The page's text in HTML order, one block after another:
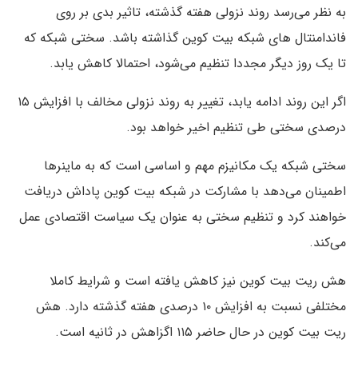
به نظر می‌رسد روند نزولی هفته گذشته، تاثیر بدی بر روی
فاندامنتال های شبکه بیت کوین گذاشته باشد. سختی شبکه که
تا یک روز دیگر مجددا تنظیم می‌شود، احتمالا کاهش یابد.
اگر این روند ادامه یابد، تغییر به روند نزولی مخالف با افزایش ۱۵
درصدی سختی طی تنظیم اخیر خواهد بود.
سختی شبکه یک مکانیزم مهم و اساسی است که به ماینرها
اطمینان می‌دهد با مشارکت در شبکه بیت کوین پاداش دریافت
خواهند کرد و تنظیم سختی به عنوان یک سیاست اقتصادی عمل
می‌کند.
هش ریت بیت کوین نیز کاهش یافته است و شرایط کاملا
مختلفی نسبت به افزایش ۱۰ درصدی هفته گذشته دارد. هش
ریت بیت کوین در حال حاضر ۱۱۵ اگزاهش در ثانیه است.